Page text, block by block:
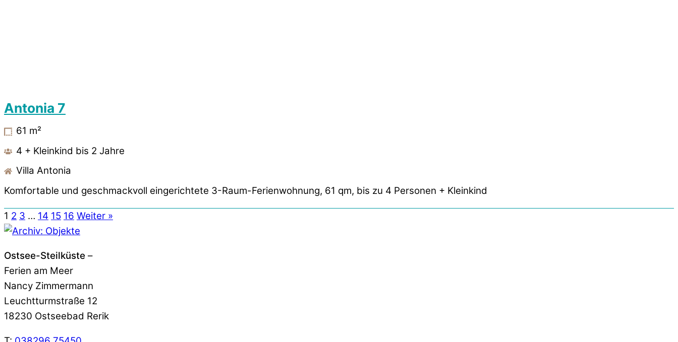
Antonia 7
61 m²
4 + Kleinkind bis 2 Jahre
Villa Antonia
Komfortable und geschmackvoll eingerichtete 3-Raum-Ferienwohnung, 61 qm, bis zu 4 Personen + Kleinkind
1 2 3 … 14 15 16 Weiter »
Ostsee-Steilküste –
Ferien am Meer
Nancy Zimmermann
Leuchtturmstraße 12
18230 Ostseebad Rerik